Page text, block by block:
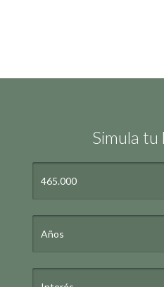
Simula tu